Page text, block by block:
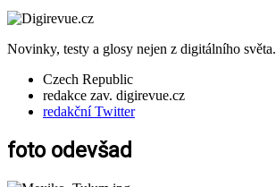
Novinky, testy a glosy nejen z digitálního světa.
Czech Republic
redakce zav. digirevue.cz
redakční Twitter
foto odevšad